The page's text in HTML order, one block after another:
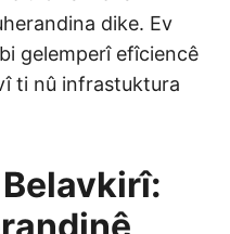
dike. Ev
gelemperî efîciencê
ti nû infrastuktura